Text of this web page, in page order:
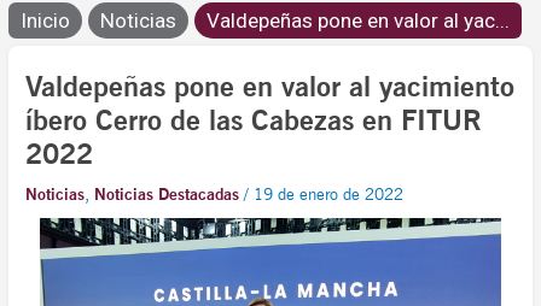
Inicio Noticias Valdepeñas pone en valor al yac...
Valdepeñas pone en valor al yacimiento
íbero Cerro de las Cabezas en FITUR
2022
Noticias, Noticias Destacadas / 19 de enero de 2022